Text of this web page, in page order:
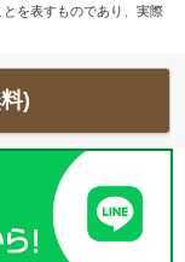
を表すものであり、実際
)